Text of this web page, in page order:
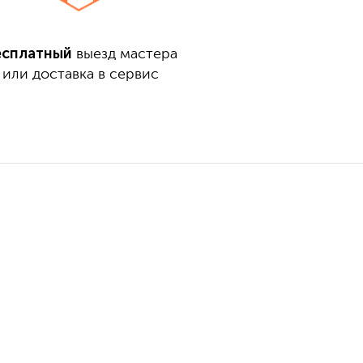
выезд мастера
или доставка в сервис